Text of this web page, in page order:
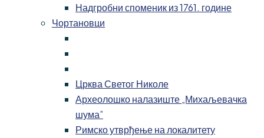
Надгробни споменик из 1761. године
Чортановци
Црква Светог Николе
Археолошко налазиште „Михаљевачка
шума”
Римско утврђење на локалитету